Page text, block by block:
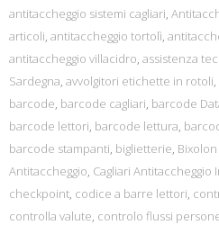
antitaccheggio sistemi cagliari,
articoli, antitaccheggio tortolì,
antitaccheggio villacidro, assistenza
Sardegna, avvolgitori etichette in rotoli,
barcode, barcode cagliari, barcode
barcode lettori, barcode lettura,
barcode stampanti, biglietterie,
Antitaccheggio, Cagliari Antitaccheggio
checkpoint, codice a barre lettori,
controlla valute, controlo flussi